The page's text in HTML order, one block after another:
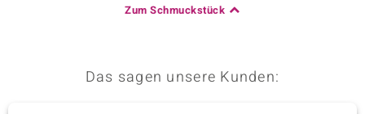
Zum Schmuckstück
Das sagen unsere Kunden: